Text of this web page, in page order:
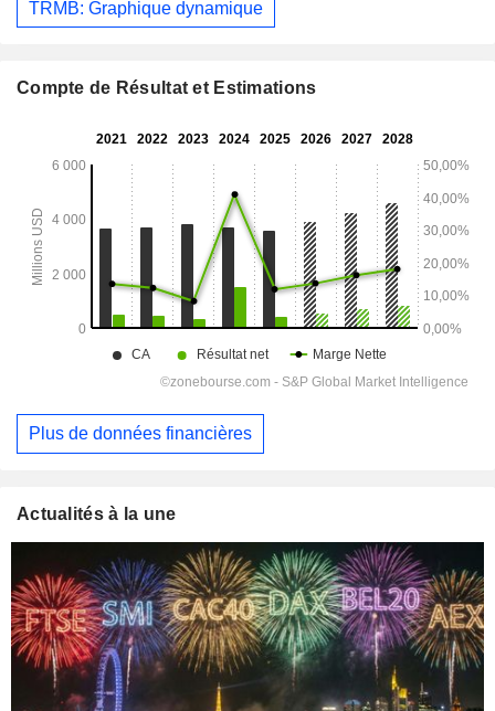
TRMB: Graphique dynamique
Compte de Résultat et Estimations
Plus de données financières
Actualités à la une